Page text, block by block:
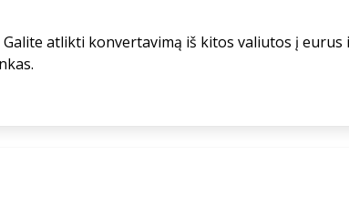
atlikti konvertavimą iš kitos valiutos į